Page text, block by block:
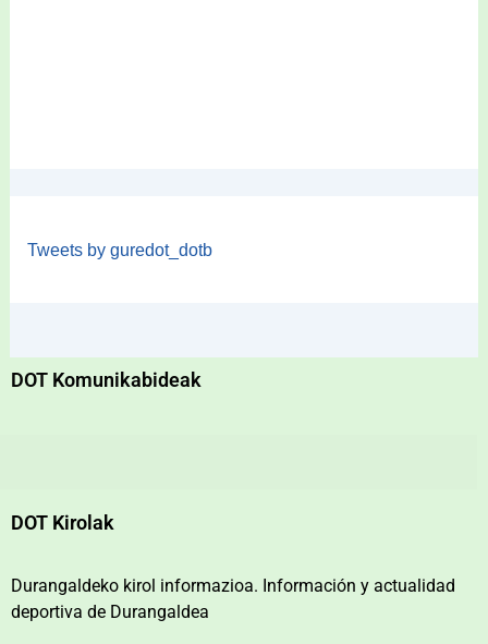
Tweets by guredot_dotb
DOT Komunikabideak
DOT Kirolak
Durangaldeko kirol informazioa. Información y actualidad
deportiva de Durangaldea